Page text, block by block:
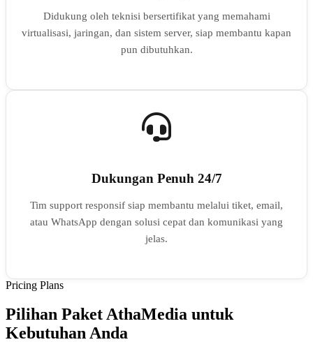
Didukung oleh teknisi bersertifikat yang memahami
virtualisasi, jaringan, dan sistem server, siap membantu kapan
pun dibutuhkan.
Dukungan Penuh 24/7
Tim support responsif siap membantu melalui tiket, email,
atau WhatsApp dengan solusi cepat dan komunikasi yang
jelas.
Pricing Plans
Pilihan Paket AthaMedia untuk
Kebutuhan Anda